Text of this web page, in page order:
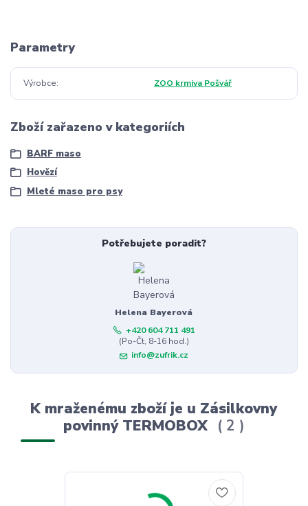
Parametry
Výrobce ZOO krmiva Pošvář
Zboží zařazeno v kategoriích
BARF maso
Hovězí
Mleté maso pro psy
Potřebujete poradit?
Helena Bayerová
+420 604 711 491
(Po-Čt, 8-16 hod.)
info@zufrik.cz
K mraženému zboží je u Zásilkovny
povinný TERMOBOX
2